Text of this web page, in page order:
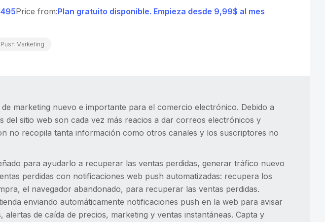
Price from:Plan gratuito disponible. Empieza desde 9,99$ al mes
Marketing
marketing nuevo e importante para el comercio electrónico. Debido a
del sitio web son cada vez más reacios a dar correos electrónicos y
no recopila tanta información como otros canales y los suscriptores no
para ayudarlo a recuperar las ventas perdidas, generar tráfico nuevo
perdidas con notificaciones web push automatizadas: recupera los
el navegador abandonado, para recuperar las ventas perdidas.
enviando automáticamente notificaciones push en la web para avisar
alertas de caída de precios, marketing y ventas instantáneas. Capta y